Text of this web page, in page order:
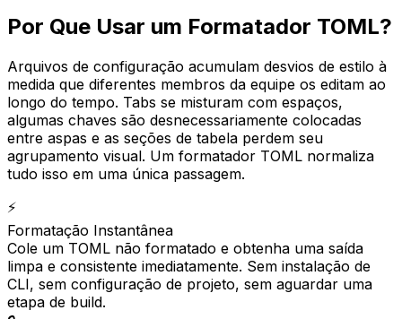
Por Que Usar um Formatador TOML?
Arquivos de configuração acumulam desvios de estilo à
medida que diferentes membros da equipe os editam ao
longo do tempo. Tabs se misturam com espaços,
algumas chaves são desnecessariamente colocadas
entre aspas e as seções de tabela perdem seu
agrupamento visual. Um formatador TOML normaliza
tudo isso em uma única passagem.
⚡
Formatação Instantânea
Cole um TOML não formatado e obtenha uma saída
limpa e consistente imediatamente. Sem instalação de
CLI, sem configuração de projeto, sem aguardar uma
etapa de build.